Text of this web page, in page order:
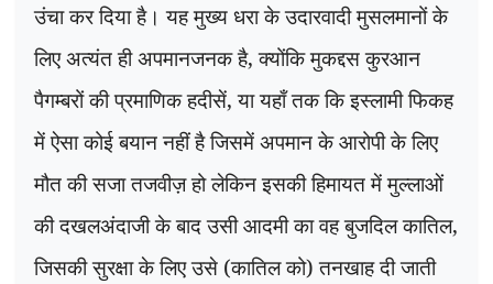
उंचा कर दिया है। यह मुख्य धरा के उदारवादी मुसलमानों के
लिए अत्यंत ही अपमानजनक है,क्योंकि मुकद्दस कुरआन
पैगम्बरों की प्रमाणिक हदीसें,या यहाँ तक कि इस्लामी फिकह
में ऐसा कोई बयान नहीं है जिसमें अपमान के आरोपी के लिए
मौत की सजा तजवीज़ हो लेकिन इसकी हिमायत में मुल्लाओं
की दखलअंदाजी के बाद उसी आदमी का वह बुजदिल कातिल,
जिसकी सुरक्षा के लिए उसे (कातिल को) तनखाह दी जाती